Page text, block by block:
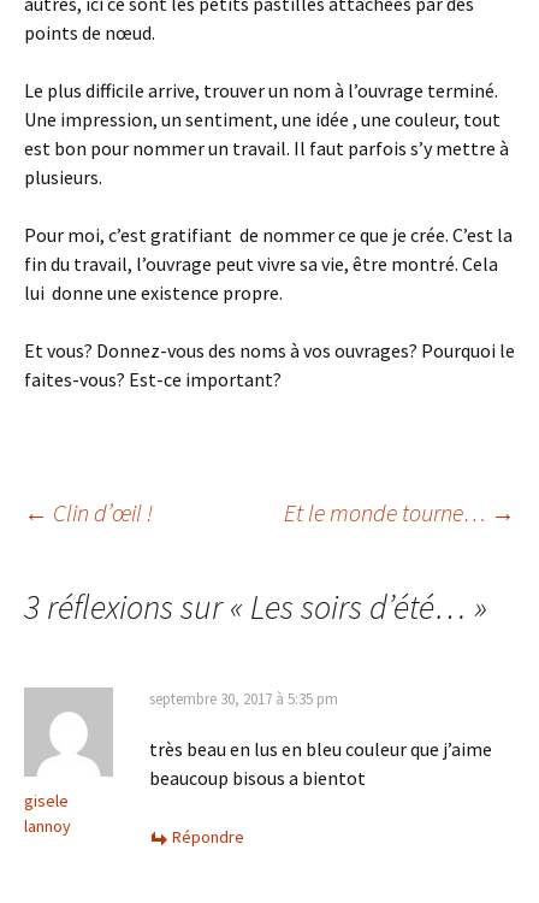
points de nœud.
Le plus difficile arrive, trouver un nom à l’ouvrage terminé.
Une impression, un sentiment, une idée , une couleur, tout
est bon pour nommer un travail. Il faut parfois s’y mettre à
plusieurs.
Pour moi, c’est gratifiant de nommer ce que je crée. C’est la
fin du travail, l’ouvrage peut vivre sa vie, être montré. Cela
lui donne une existence propre.
Et vous? Donnez-vous des noms à vos ouvrages? Pourquoi le
faites-vous? Est-ce important?
Navigation
des
articles
← Clin d’œil ! Et le monde tourne… →
3 réflexions sur « Les soirs d’été… »
gisele
lannoy
septembre 30, 2017 à 5:35 pm
très beau en lus en bleu couleur que j’aime
beaucoup bisous a bientot
Répondre